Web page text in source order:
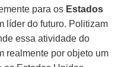
para os Estados
líder do futuro. Politizam
essa atividade do
realmente por objeto um